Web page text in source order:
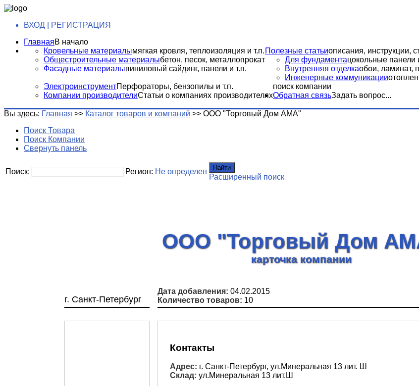
ВХОД | РЕГИСТРАЦИЯ
ГлавнаяВ начало
Полезные статьиописания, инструкции,
Кровельные материалымягкая кровля, теплоизоляция и т.п.
Общестроительные материалыбетон, песок, металлопрокат
Фасадные материалывиниловый сайдинг, панели и т.п.
Для фундаментацокольные панели
Внутренняя отделкаобои, ламинат,
Инженерные коммуникации
ЭлектроинструментПерфораторы, бензопилы и т.п.
Компании производителиСтатьи о компаниях производителях
поиск компании
Обратная связьЗадать вопрос...
Вы здесь: Главная >> Каталог товаров и компаний >> ООО "Торговый Дом АМА"
Поиск Товара
Поиск Компании
Свернуть панель
Поиск: Регион: Не определен Найти
Расширенный поиск
ООО "Торговый Дом
карточка компании
г. Санкт-Петербург
Дата добавления: 04.02.2015
Количество товаров: 10
Контакты
Адрес: г. Санкт-Петербург, ул.Минеральная 13 лит. Ш
Склад: ул.Минеральная 13 лит.Ш